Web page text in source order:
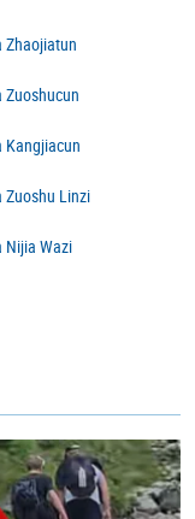
Zhaojiatun
Zuoshucun
Kangjiacun
Zuoshu Linzi
Nijia Wazi